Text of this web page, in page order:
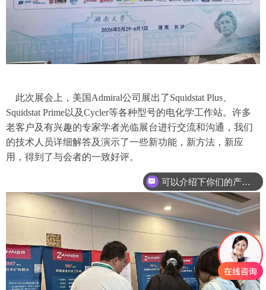
此次展会上，美国Admiral公司展出了Squidstat Plus、
Squidstat Prime以及Cycler等各种型号的电化学工作站。许多
老客户及有兴趣的专家学者光临展台进行交流和沟通，我们
的技术人员详细解答及演示了一些新功能，新方法，新应
用，得到了与会者的一致好评。
可以介绍下你们的产品么